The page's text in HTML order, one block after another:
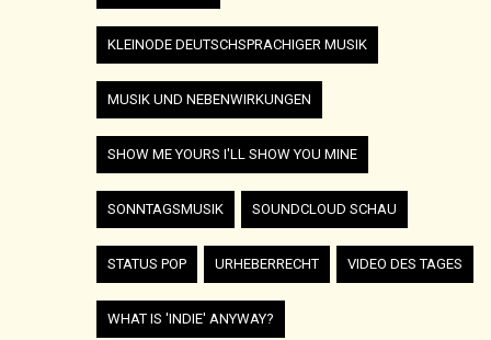
KLEINODE DEUTSCHSPRACHIGER MUSIK
MUSIK UND NEBENWIRKUNGEN
SHOW ME YOURS I'LL SHOW YOU MINE
SONNTAGSMUSIK SOUNDCLOUD SCHAU
STATUS POP URHEBERRECHT VIDEO DES TAGES
WHAT IS 'INDIE' ANYWAY?